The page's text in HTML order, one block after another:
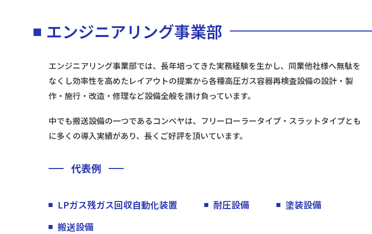
エンジニアリング事業部
エンジニアリング事業部では、長年培ってきた実務経験を生かし、同業他社様へ無駄を
なくし効率性を高めたレイアウトの提案から各種高圧ガス容器再検査設備の設計・製
作・施行・改造・修理など設備全般を請け負っています。
中でも搬送設備の一つであるコンベヤは、フリーローラータイプ・スラットタイプとも
に多くの導入実績があり、長くご好評を頂いています。
代表例
LPガス残ガス回収自動化装置 耐圧設備
塗装設備
搬送設備